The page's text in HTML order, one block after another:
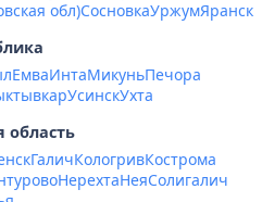
обл)СосновкаУржумЯранск
ЕмваИнтаМикуньПечора
УсинскУхта
область
ГаличКологривКострома
НерехтаНеяСолигалич